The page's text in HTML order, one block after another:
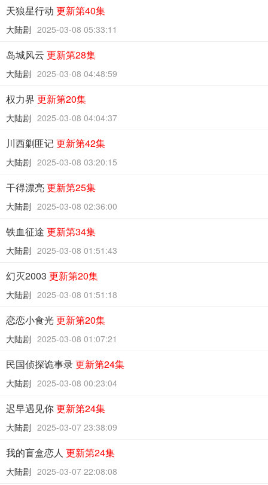
天狼星行动 更新第40集
大陆剧 2025-03-08 05:33:11
岛城风云 更新第28集
大陆剧 2025-03-08 04:48:59
权力界 更新第20集
大陆剧 2025-03-08 04:04:37
川西剿匪记更新第42集
大陆剧 2025-03-08 03:20:15
干得漂亮更新第25集
大陆剧 2025-03-08 02:36:00
铁血征途 更新第34集
大陆剧 2025-03-08 01:51:43
幻灭2003 更新第20集
大陆剧 2025-03-08 01:51:18
恋恋小食光更新第20集
大陆剧 2025-03-08 01:07:21
民国侦探诡事录更新第24集
大陆剧 2025-03-08 00:23:04
迟早遇见你更新第24集
大陆剧 2025-03-07 23:38:09
我的盲盒恋人 更新第24集
大陆剧 2025-03-07 22:08:08